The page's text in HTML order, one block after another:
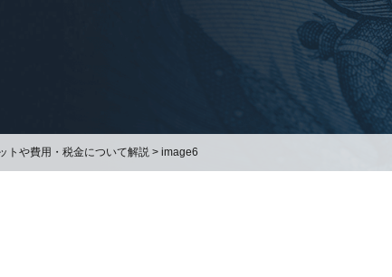
トや費用・税金について解説 > image6